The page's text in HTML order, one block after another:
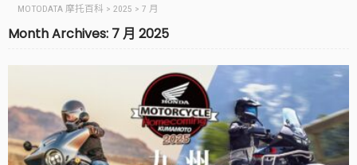
MOTODATA 摩托百科 > 2025 > 7 月
Month Archives: 7 月 2025